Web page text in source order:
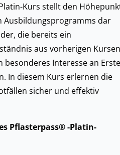
Kurs stellt den
Ausbildungsprogramms dar
die bereits ein
aus vorherigen Kursen
Interesse an
In diesem Kurs erlernen die
sicher und effektiv
Pflasterpass® -Platin-